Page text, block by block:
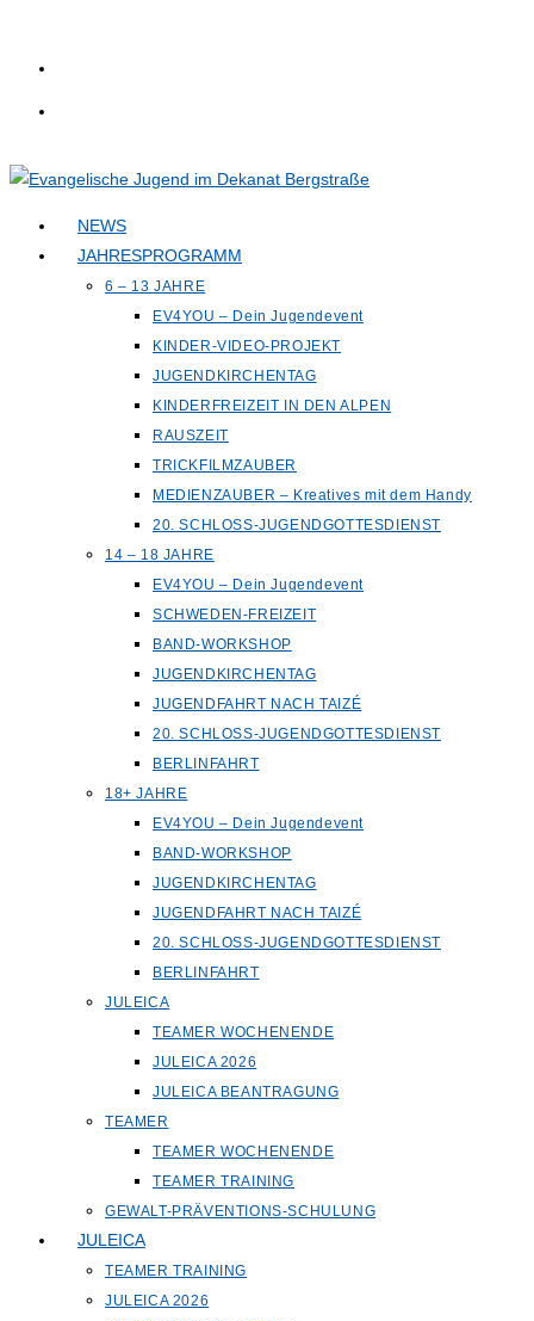
NEWS
JAHRESPROGRAMM
6 – 13 JAHRE
EV4YOU – Dein Jugendevent
KINDER-VIDEO-PROJEKT
JUGENDKIRCHENTAG
KINDERFREIZEIT IN DEN ALPEN
RAUSZEIT
TRICKFILMZAUBER
MEDIENZAUBER – Kreatives mit dem Handy
20. SCHLOSS-JUGENDGOTTESDIENST
14 – 18 JAHRE
EV4YOU – Dein Jugendevent
SCHWEDEN-FREIZEIT
BAND-WORKSHOP
JUGENDKIRCHENTAG
JUGENDFAHRT NACH TAIZÉ
20. SCHLOSS-JUGENDGOTTESDIENST
BERLINFAHRT
18+ JAHRE
EV4YOU – Dein Jugendevent
BAND-WORKSHOP
JUGENDKIRCHENTAG
JUGENDFAHRT NACH TAIZÉ
20. SCHLOSS-JUGENDGOTTESDIENST
BERLINFAHRT
JULEICA
TEAMER WOCHENENDE
JULEICA 2026
JULEICA BEANTRAGUNG
TEAMER
TEAMER WOCHENENDE
TEAMER TRAINING
GEWALT-PRÄVENTIONS-SCHULUNG
JULEICA
TEAMER TRAINING
JULEICA 2026